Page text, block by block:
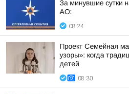
За минувшие сутки
АО:
08:24
Проект Семейная
узоры»: когда
детей
08:30